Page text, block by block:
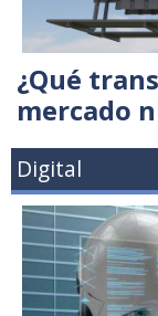
¿Qué
mercado
Digital